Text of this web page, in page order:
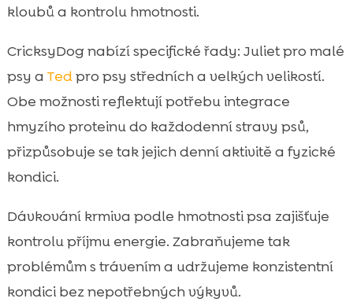
kloubů a kontrolu hmotnosti.
CricksyDog nabízí specifické řady: Juliet pro malé
psy a Tedpro psy středních a velkých velikostí.
Obe možnosti reflektují potřebu integrace
hmyzího proteinu do každodenní stravy psů,
přizpůsobuje se tak jejich denní aktivitě a fyzické
kondici.
Dávkování krmiva podle hmotnosti psa zajišťuje
kontrolu příjmu energie. Zabraňujeme tak
problémům s trávením a udržujeme konzistentní
kondici bez nepotřebných výkyvů.